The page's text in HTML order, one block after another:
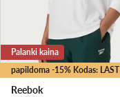
papildoma -15% Kodas: LAST
Palanki kaina
Reebok